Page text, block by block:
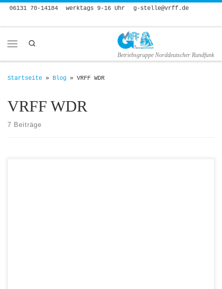
Zum Inhalt springen
06131 70-14184 werktags 9-16 Uhr g-stelle@vrff.de
Betriebsgruppe Norddeutscher Rundfunk
Startseite » Blog » VRFF WDR
VRFF WDR
7 Beiträge